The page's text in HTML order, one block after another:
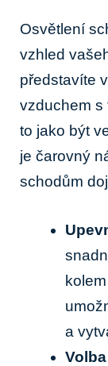
Osvětlení
vzhled
představíte
vzduchem s
to jako být
je čarovný
schodům
a